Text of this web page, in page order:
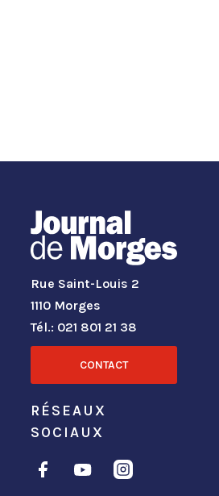
Rue Saint-Louis 2
1110 Morges
Tél.: 021 801 21 38
CONTACT
RÉSEAUX
SOCIAUX